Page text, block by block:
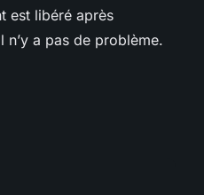
est libéré après
n’y a pas de problème.